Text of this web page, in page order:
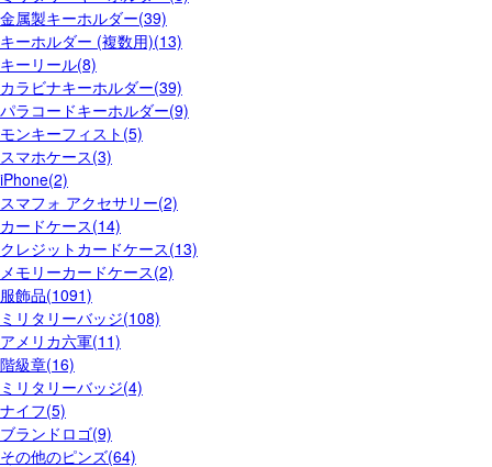
金属製キーホルダー(39)
キーホルダー (複数用)(13)
キーリール(8)
カラビナキーホルダー(39)
パラコードキーホルダー(9)
モンキーフィスト(5)
スマホケース(3)
iPhone(2)
スマフォ アクセサリー(2)
カードケース(14)
クレジットカードケース(13)
メモリーカードケース(2)
服飾品(1091)
ミリタリーバッジ(108)
アメリカ六軍(11)
階級章(16)
ミリタリーバッジ(4)
ナイフ(5)
ブランドロゴ(9)
その他のピンズ(64)